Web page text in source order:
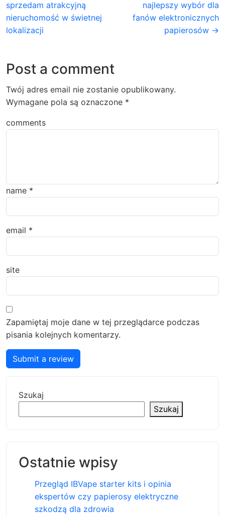
sprzedam atrakcyjną
nieruchomość w świetnej
lokalizacji
najlepszy wybór dla
fanów elektronicznych
papierosów →
Post a comment
Twój adres email nie zostanie opublikowany.
Wymagane pola są oznaczone *
comments
name *
email *
site
Zapamiętaj moje dane w tej przeglądarce podczas
pisania kolejnych komentarzy.
Submit a review
Szukaj
Szukaj
Ostatnie wpisy
Przegląd IBVape starter kits i opinia
ekspertów czy papierosy elektryczne
szkodzą dla zdrowia